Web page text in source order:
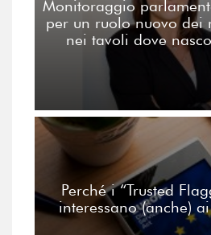
Monitoraggio
per un ruolo nuovo dei
nei tavoli dove
Perché i “Trusted
interessano (anche)